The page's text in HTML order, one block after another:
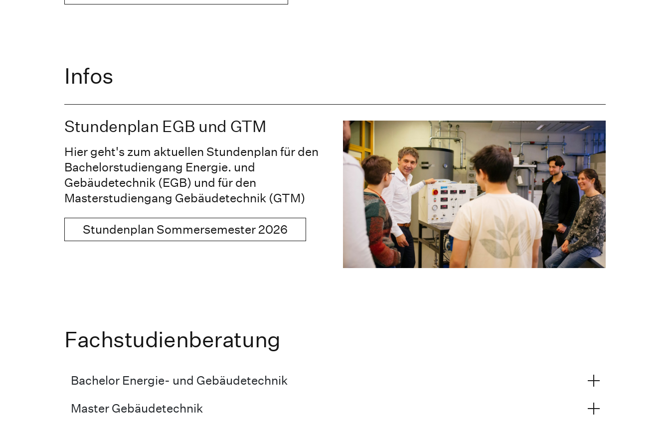
Infos
Stundenplan EGB und GTM
Hier geht's zum aktuellen Stundenplan für den
Bachelorstudiengang Energie. und
Gebäudetechnik (EGB) und für den
Masterstudiengang Gebäudetechnik (GTM)
Stundenplan Sommersemester 2026
Fachstudienberatung
Bachelor Energie- und Gebäudetechnik
Master Gebäudetechnik